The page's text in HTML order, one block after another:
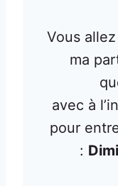
Vous
ma
avec à
pour
: